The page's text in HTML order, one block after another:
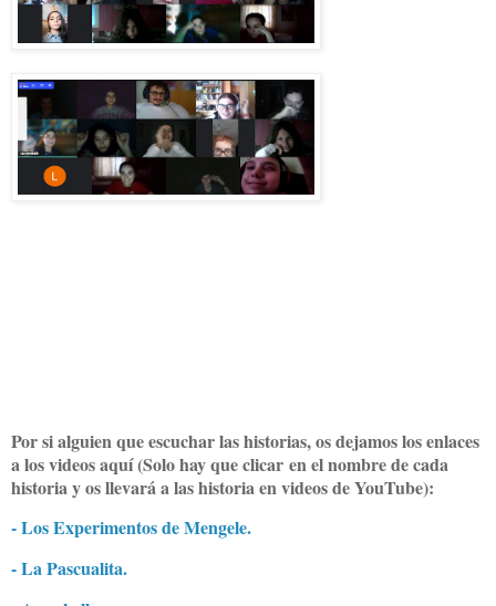
Por si alguien que escuchar las historias, os dejamos los enlaces
a los videos aquí (Solo hay que clicar en el nombre de cada
historia y os llevará a las historia en videos de YouTube):
- Los Experimentos de Mengele.
- La Pascualita.